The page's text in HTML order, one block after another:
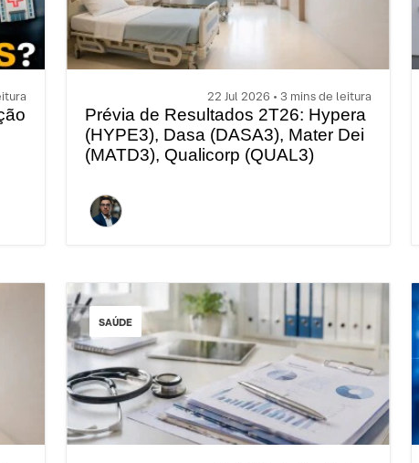
22 Jul 2026 • 3 mins de leitura
Prévia de Resultados 2T26: Hypera
(HYPE3), Dasa (DASA3), Mater Dei
(MATD3), Qualicorp (QUAL3)
SAÚDE